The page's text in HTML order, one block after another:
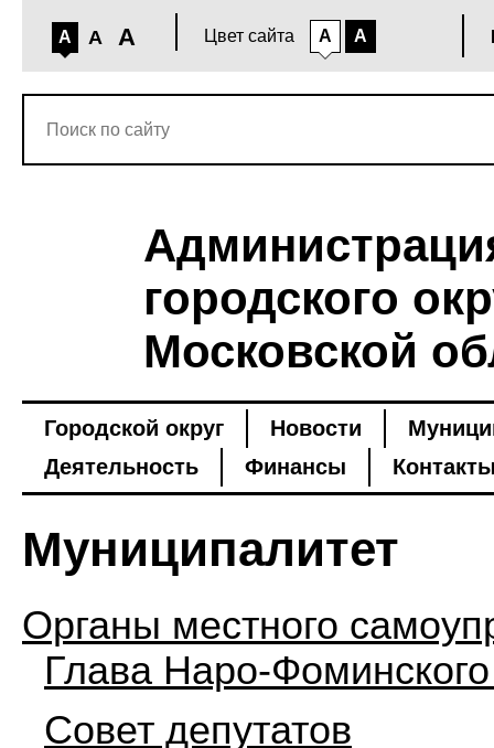
A A A Цвет сайта A A
городского
Московской
Городской округ Новости
Деятельность
Финансы
Муниципалитет
Органы местного
Глава Наро-Фоминского
Совет депутатов